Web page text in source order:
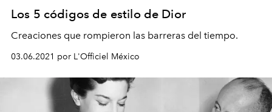
Los 5 códigos de estilo de Dior
Creaciones que rompieron las barreras del tiempo.
03.06.2021 por L'Officiel México